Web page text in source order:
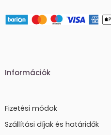
Információk
Fizetési módok
Szállítási díjak és határidők